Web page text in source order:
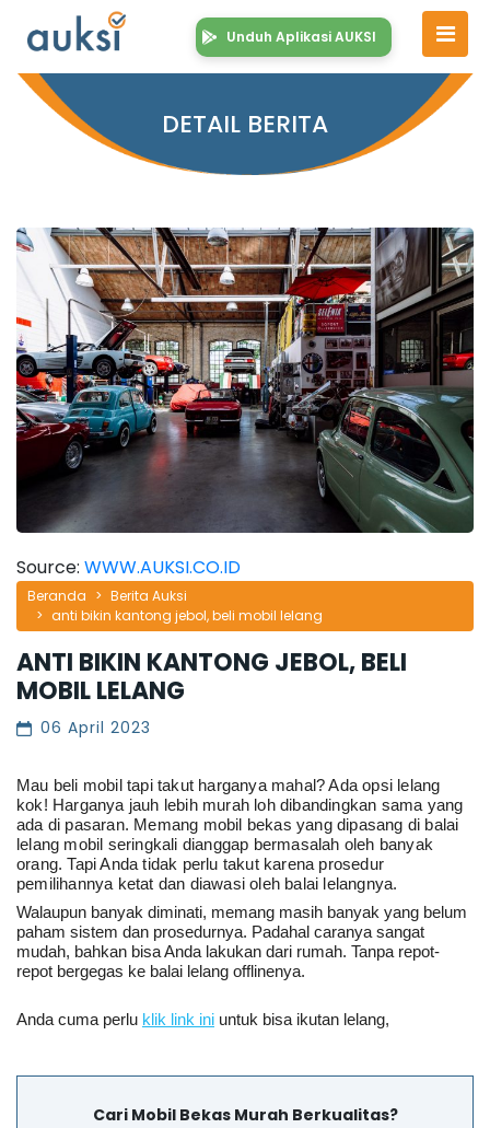
Unduh Aplikasi AUKSI
DETAIL BERITA
Beranda
Berita Auksi
anti bikin kantong jebol, beli mobil lelang
ANTI BIKIN KANTONG JEBOL, BELI
MOBIL LELANG
06 April 2023
Mau beli mobil tapi takut harganya mahal? Ada opsi lelang
kok! Harganya jauh lebih murah loh dibandingkan sama yang
ada di pasaran. Memang mobil bekas yang dipasang di balai
lelang mobil seringkali dianggap bermasalah oleh banyak
orang. Tapi Anda tidak perlu takut karena prosedur
pemilihannya ketat dan diawasi oleh balai lelangnya.
Walaupun banyak diminati, memang masih banyak yang belum
paham sistem dan prosedurnya. Padahal caranya sangat
mudah, bahkan bisa Anda lakukan dari rumah. Tanpa repot-
repot bergegas ke balai lelang offlinenya.
Anda cuma perlu klik link ini untuk bisa ikutan lelang,
Cari Mobil Bekas Murah Berkualitas?
Source: WWW.AUKSI.CO.ID